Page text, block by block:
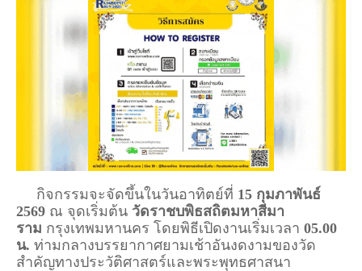
กิจกรรมจะจัดขึ้นในวันอาทิตย์ที่ 15 กุมภาพันธ์
2569 ณ จุดเริ่มต้น วัดราชบพิธสถิตมหาสีมา
ราม กรุงเทพมหานคร โดยพิธีเปิดงานเริ่มเวลา 05.00
น. ท่ามกลางบรรยากาศยามเช้าอันงดงามของวัด
สำคัญทางประวัติศาสตร์และพระพุทธศาสนา